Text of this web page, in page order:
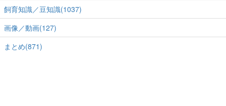
飼育知識／豆知識(1037)
画像／動画(127)
まとめ(871)